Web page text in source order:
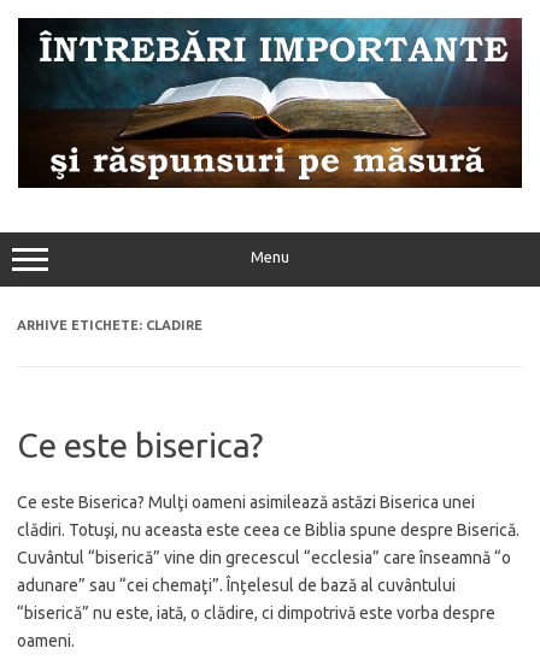
conținut
Menu
ARHIVE ETICHETE: CLADIRE
Ce este biserica?
Ce este Biserica? Mulţi oameni asimilează astăzi Biserica unei
clădiri. Totuşi, nu aceasta este ceea ce Biblia spune despre Biserică.
Cuvântul “biserică” vine din grecescul “ecclesia” care înseamnă “o
adunare” sau “cei chemaţi”. Înţelesul de bază al cuvântului
“biserică” nu este, iată, o clădire, ci dimpotrivă este vorba despre
oameni.